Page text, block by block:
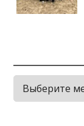
Архивы